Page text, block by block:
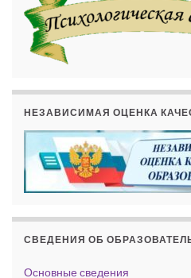
НЕЗАВИСИМАЯ ОЦЕНКА
СВЕДЕНИЯ ОБ
Основные сведения